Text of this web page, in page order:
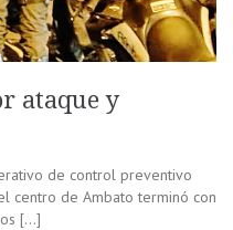
ataque y
de control preventivo
centro de Ambato terminó con
[…]